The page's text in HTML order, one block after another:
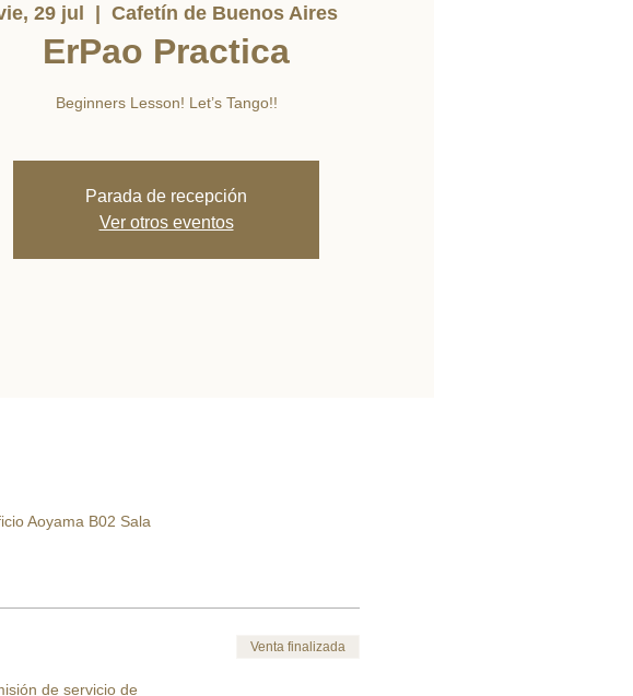
29 jul
  |
Cafetín de Buenos Aires
ErPao Practica
Beginners Lesson! Let’s Tango!!
Parada de recepción
Ver otros eventos
Aoyama B02 Sala
de servicio de
Venta finalizada